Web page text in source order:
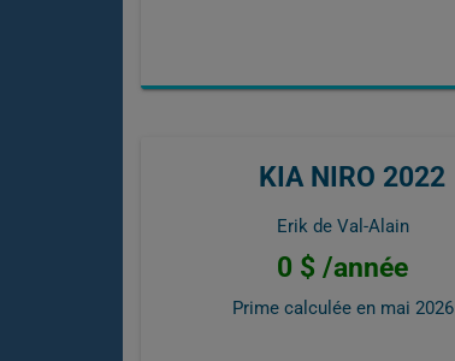
KIA NIRO 2022
Erik de Val-Alain
0 $ /année
Prime calculée en mai 2026